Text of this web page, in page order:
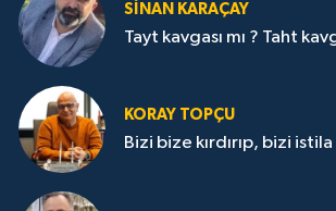
SİNAN KARAÇAY
Tayt kavgası mı ? Taht
KORAY TOPÇU
Bizi bize kırdırıp, bizi